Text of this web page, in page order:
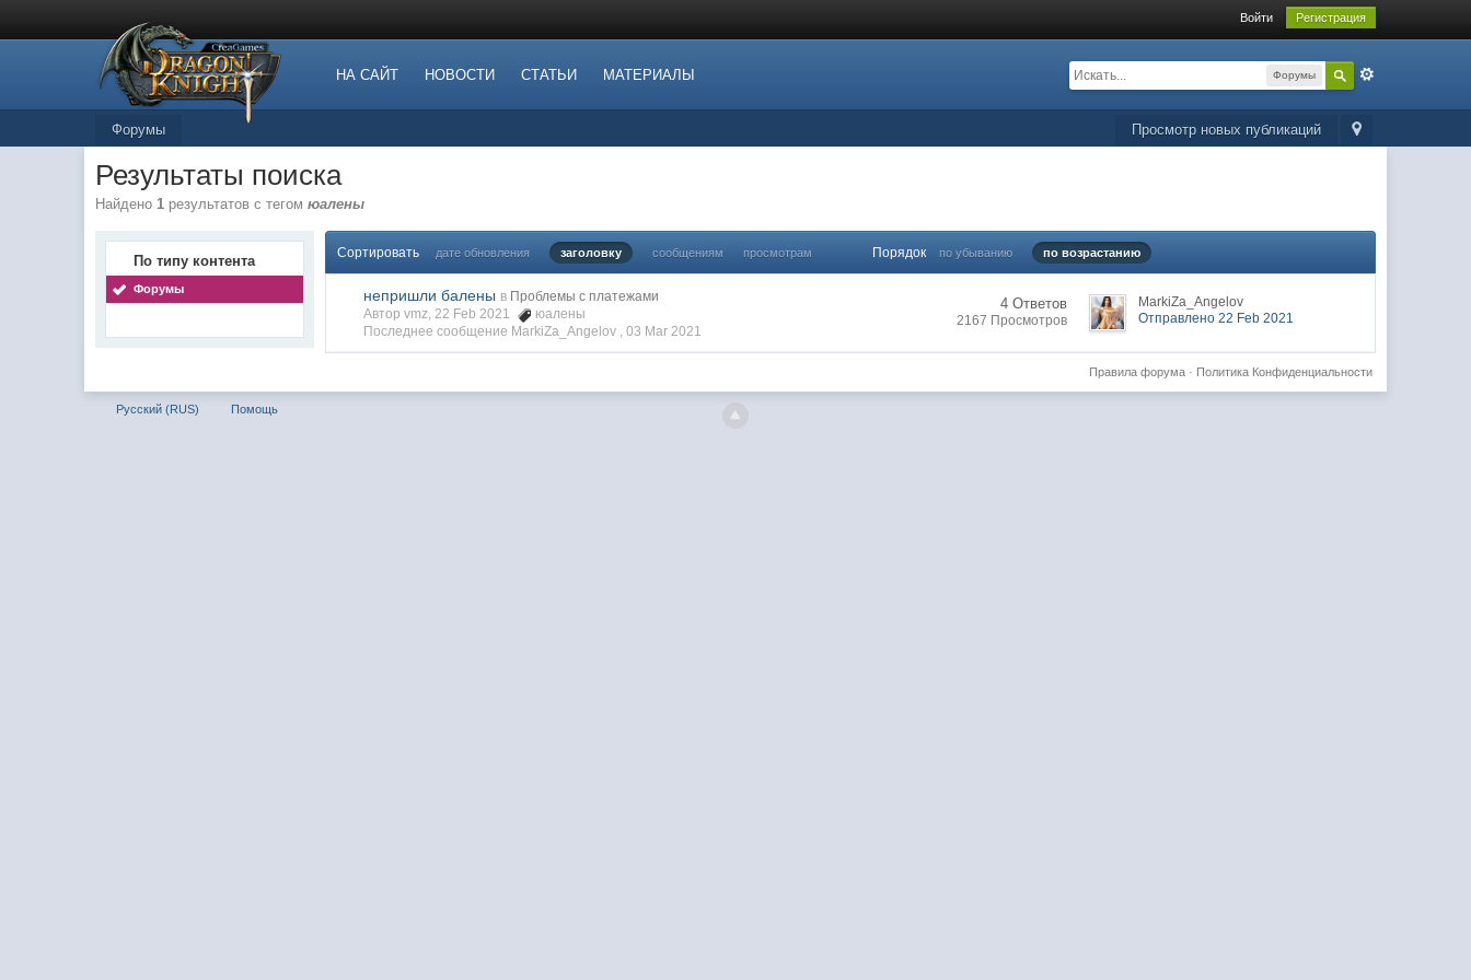
Войти Регистрация
НА САЙТ НОВОСТИ СТАТЬИ МАТЕРИАЛЫ Форумы
Просмотр новых публикаций
Форумы
Результаты поиска
Найдено1 результатов с тегомюалены
По типу контента
Форумы
Сортировать дате обновления заголовку сообщениям просмотрам Порядок по убыванию по возрастанию
непришли балены в Проблемы с платежами
Автор vmz, 22 Feb 2021
юалены
Последнее сообщение MarkiZa_Angelov ,03 Mar 2021
4 Ответов
2167 Просмотров
MarkiZa_Angelov
Отправлено 22 Feb 2021
Политика Конфиденциальности
Правила форума·
Русский (RUS) Помощь